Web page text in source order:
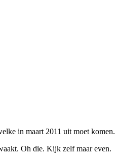
in maart 2011 uit moet komen.
Oh die. Kijk zelf maar even.